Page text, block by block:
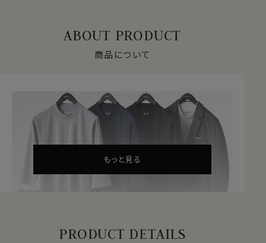
ABOUT PRODUCT
商品について
もっと見る
PRODUCT DETAILS